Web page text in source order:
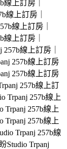
線上訂房｜
線上訂房｜
線上訂房｜
線上訂房｜
線上訂房｜
257b線上訂房
257b線上訂房
257b線上訂
Trpanj 257b線上
Trpanj 257b線上
Trpanj 257b線上
Trpanj 257b線
Studio Trpanj